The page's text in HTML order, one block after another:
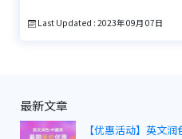
Last Updated : 2023年 09月 07日
最新文章
【优惠活动】英文